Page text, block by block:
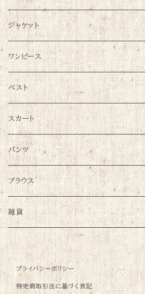
ジャケット
ワンピース
ベスト
スカート
パンツ
ブラウス
雑貨
プライバシーポリシー
特定商取引法に基づく表記